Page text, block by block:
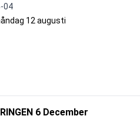
04
12 augusti
6 December